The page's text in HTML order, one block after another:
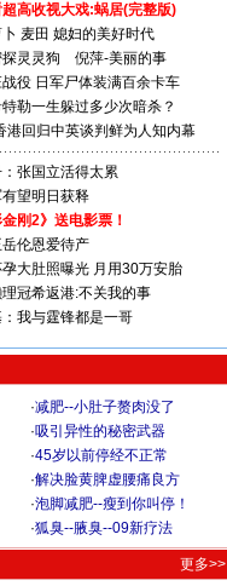
高收视大戏:蜗居(完整版)
麦田 媳妇的美好时代
灵灵狗
倪萍-美丽的事
役 日军尸体装满百余卡车
勒一生躲过多少次暗杀？
港回归中英谈判鲜为人知内幕
张国立活得太累
望明日获释
金刚2》送电影票！
伦恩爱待产
大肚照曝光 月用30万安胎
理冠希返港:不关我的事
我与霆锋都是一哥
·减肥--小肚子赘肉没了
·吸引异性的秘密武器
·45岁以前停经不正常
·解决脸黄脾虚腰痛良方
·泡脚减肥--瘦到你叫停！
·狐臭--腋臭--09新疗法
更多>>